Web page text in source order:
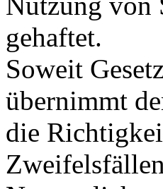
gehaftet.
Soweit
übernimmt
die